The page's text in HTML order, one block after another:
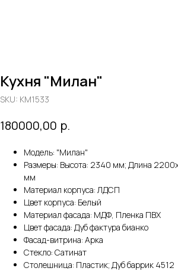
Кухня "Милан"
SKU: KM1533
180000,00 р.
Модель: "Милан"
Размеры: Высота: 2340 мм; Длина
мм
Материал корпуса: ЛДСП
Цвет корпуса: Белый
Материал фасада: МДФ, Пленка ПВХ
Цвет фасада: Дуб фактура бианко
Фасад-витрина: Арка
Стекло: Сатинат
Столешница: Пластик; Дуб баррик 4512